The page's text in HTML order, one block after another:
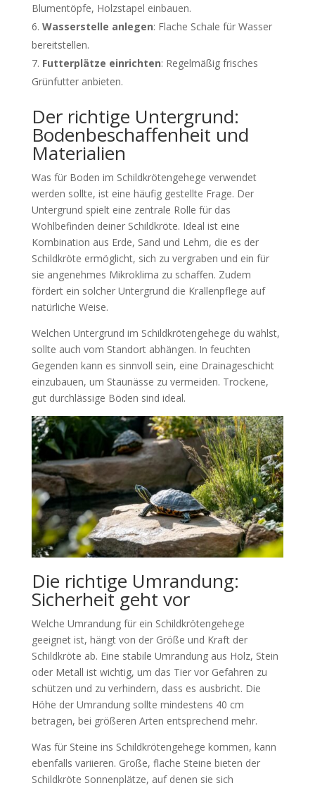
Blumentöpfe, Holzstapel einbauen.
Wasserstelle anlegen: Flache Schale für Wasser
bereitstellen.
Futterplätze einrichten: Regelmäßig frisches
Grünfutter anbieten.
Der richtige Untergrund:
Bodenbeschaffenheit und
Materialien
Was für Boden im Schildkrötengehege verwendet
werden sollte, ist eine häufig gestellte Frage. Der
Untergrund spielt eine zentrale Rolle für das
Wohlbefinden deiner Schildkröte. Ideal ist eine
Kombination aus Erde, Sand und Lehm, die es der
Schildkröte ermöglicht, sich zu vergraben und ein für
sie angenehmes Mikroklima zu schaffen. Zudem
fördert ein solcher Untergrund die Krallenpflege auf
natürliche Weise.
Welchen Untergrund im Schildkrötengehege du wählst,
sollte auch vom Standort abhängen. In feuchten
Gegenden kann es sinnvoll sein, eine Drainageschicht
einzubauen, um Staunässe zu vermeiden. Trockene,
gut durchlässige Böden sind ideal.
Die richtige Umrandung:
Sicherheit geht vor
Welche Umrandung für ein Schildkrötengehege
geeignet ist, hängt von der Größe und Kraft der
Schildkröte ab. Eine stabile Umrandung aus Holz, Stein
oder Metall ist wichtig, um das Tier vor Gefahren zu
schützen und zu verhindern, dass es ausbricht. Die
Höhe der Umrandung sollte mindestens 40 cm
betragen, bei größeren Arten entsprechend mehr.
Was für Steine ins Schildkrötengehege kommen, kann
ebenfalls variieren. Große, flache Steine bieten der
Schildkröte Sonnenplätze, auf denen sie sich